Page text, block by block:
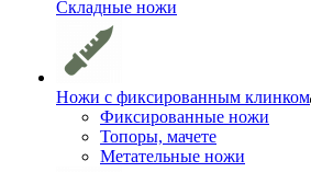
Складные ножи
Ножи с фиксированным клинком
Фиксированные ножи
Топоры, мачете
Метательные ножи